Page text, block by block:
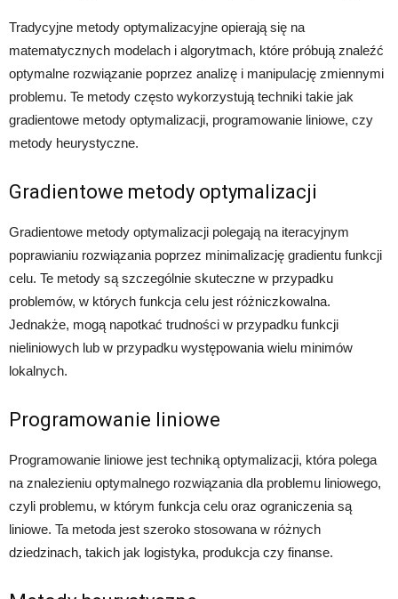
Tradycyjne metody optymalizacyjne opierają się na
matematycznych modelach i algorytmach, które próbują znaleźć
optymalne rozwiązanie poprzez analizę i manipulację zmiennymi
problemu. Te metody często wykorzystują techniki takie jak
gradientowe metody optymalizacji, programowanie liniowe, czy
metody heurystyczne.
Gradientowe metody optymalizacji
Gradientowe metody optymalizacji polegają na iteracyjnym
poprawianiu rozwiązania poprzez minimalizację gradientu funkcji
celu. Te metody są szczególnie skuteczne w przypadku
problemów, w których funkcja celu jest różniczkowalna.
Jednakże, mogą napotkać trudności w przypadku funkcji
nieliniowych lub w przypadku występowania wielu minimów
lokalnych.
Programowanie liniowe
Programowanie liniowe jest techniką optymalizacji, która polega
na znalezieniu optymalnego rozwiązania dla problemu liniowego,
czyli problemu, w którym funkcja celu oraz ograniczenia są
liniowe. Ta metoda jest szeroko stosowana w różnych
dziedzinach, takich jak logistyka, produkcja czy finanse.